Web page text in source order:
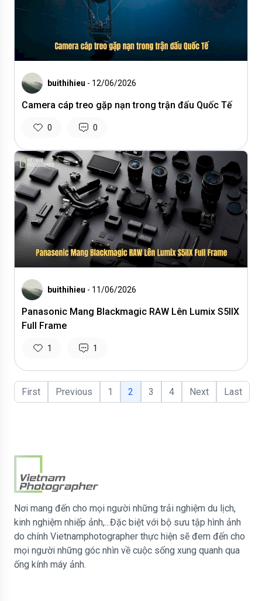
buithihieu - 12/06/2026
Camera cáp treo gặp nạn trong trận đấu Quốc Tế
0 0
buithihieu - 11/06/2026
Panasonic Mang Blackmagic RAW Lên Lumix S5IIX
Full Frame
1 1
First Previous 1 2 3 4 Next Last
Nơi mang đến cho mọi người những trải nghiệm du lịch,
kinh nghiệm nhiếp ảnh,...Đặc biệt với bộ sưu tập hình ảnh
do chính Vietnamphotographer thực hiện sẽ đem đến cho
mọi người những góc nhìn về cuộc sống xung quanh qua
ống kính máy ảnh.